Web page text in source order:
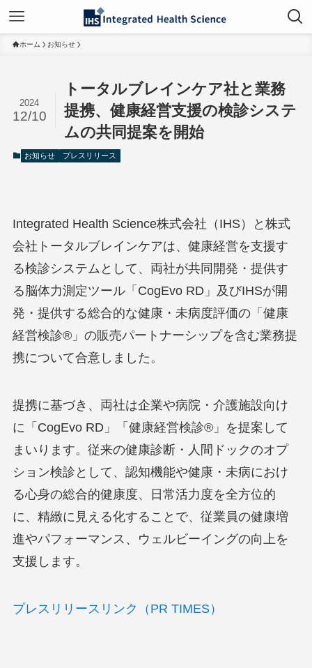
ホーム お知らせ
トータルブレインケア社と業務
提携、健康経営支援の検診システ
ムの共同提案を開始
2024
12/10
お知らせ プレスリリース
Integrated Health Science株式会社（IHS）と株式
会社トータルブレインケアは、健康経営を支援す
る検診システムとして、両社が共同開発・提供す
る脳体力測定ツール「CogEvo RD」及びIHSが開
発・提供する総合的な健康・未病度評価の「健康
経営検診®」の販売パートナーシップを含む業務提
携について合意しました。
提携に基づき、両社は企業や病院・介護施設向け
に「CogEvo RD」「健康経営検診®」を提案して
まいります。従来の健康診断・人間ドックのオプ
ション検診として、認知機能や健康・未病におけ
る心身の総合的健康度、日常活力度を全方位的
に、精緻に見える化することで、従業員の健康増
進やパフォーマンス、ウェルビーイングの向上を
支援します。
プレスリリースリンク（PR TIMES）